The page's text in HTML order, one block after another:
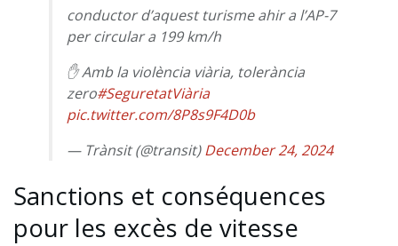
conductor d’aquest turisme ahir a l’AP-7
per circular a 199 km/h
✋ Amb la violència viària, tolerància
zero#SeguretatViària
pic.twitter.com/8P8s9F4D0b
— Trànsit (@transit)December 24, 2024
Sanctions et conséquences
pour les excès de vitesse